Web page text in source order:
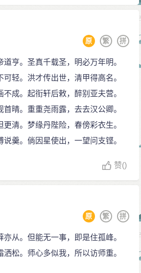
登坛可授，安得草草而言！”成汭听
送公安县(荆州属县)安置。一瓶一钵
来。并加以“龙楼待诏”、“明因辨果
驾内供奉”、“经律论道门选练教
、“守两川僧大师”、“赐紫大沙门”、
荣称号，乾化二年（915年）终于
拼
繁
原
亨。圣真千载圣，明必万年明。
轻。洪才传出世，清甲得高名。
成。起衔轩后敕，醉别亚夫营。
晴。重重尧雨露，去去汉公卿。
更清。梦缘丹陛险，春傍彩衣生。
说羹。倘因星使出，一望问支铿。
赞()
拼
繁
原
从。但能无一事，即是住孤峰。
松。师心多似我，所以访师重。